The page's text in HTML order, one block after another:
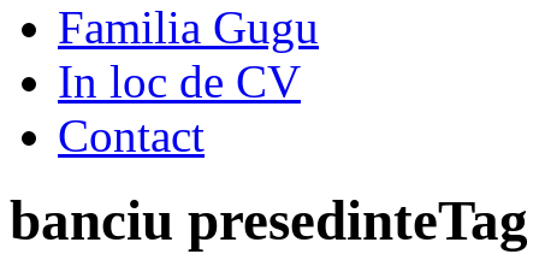
Familia Gugu
In loc de CV
Contact
banciu presedinte